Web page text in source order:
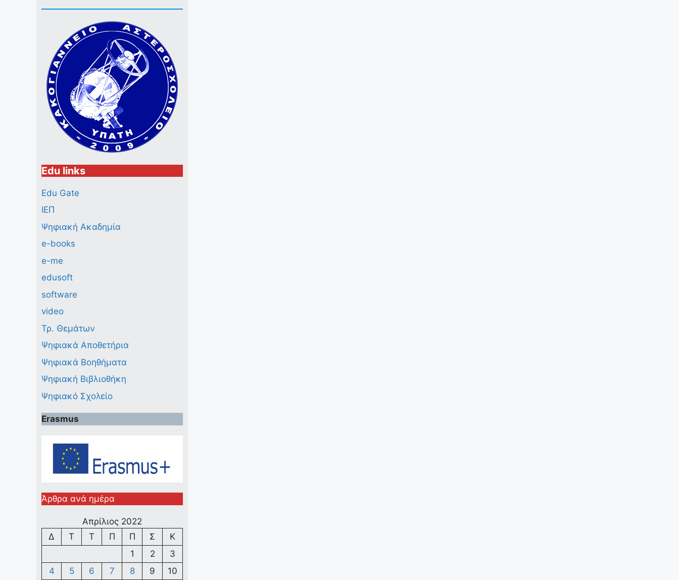
Edu links
Edu Gate
ΙΕΠ
Ψηφιακή Ακαδημία
e-books
e-me
edusoft
software
video
Τρ. Θεμάτων
Ψηφιακά Αποθετήρια
Ψηφιακά Βοηθήματα
Ψηφιακή Βιβλιοθήκη
Ψηφιακό Σχολείο
Erasmus
Άρθρα ανά ημέρα
Απρίλιος 2022
Δ
Τ Τ Π Π Σ
Κ
1
2
3
4
5 6 7 8 9 10